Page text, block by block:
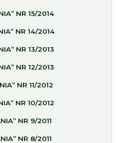
NR 15/2014
NR 14/2014
NR 13/2013
NR 12/2013
NR 11/2012
NR 10/2012
NR 9/2011
NR 8/2011